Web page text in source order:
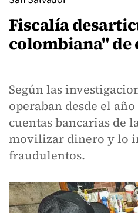
Fiscalía
colombiana" de
Según las
operaban desde el
cuentas bancarias de
movilizar dinero y lo
fraudulentos.